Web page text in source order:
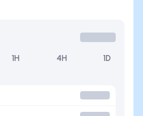
1H 4H 1D